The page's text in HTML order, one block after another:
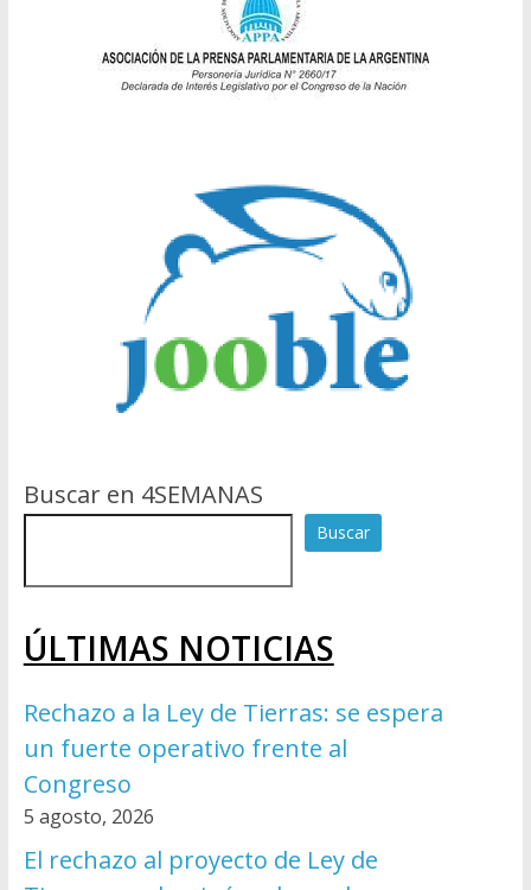
Buscar en 4SEMANAS
Buscar
ÚLTIMAS NOTICIAS
Rechazo a la Ley de Tierras: se espera
un fuerte operativo frente al
Congreso
5 agosto, 2026
El rechazo al proyecto de Ley de